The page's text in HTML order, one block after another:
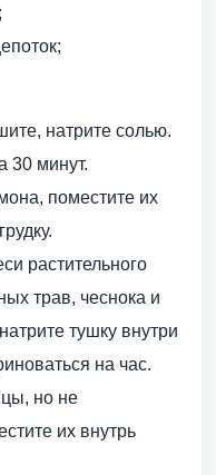
натрите солью.
30 минут.
поместите их
растительного
трав, чеснока и
тушку внутри
на час.
но не
их внутрь